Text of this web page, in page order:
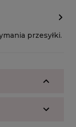
przesyłki.